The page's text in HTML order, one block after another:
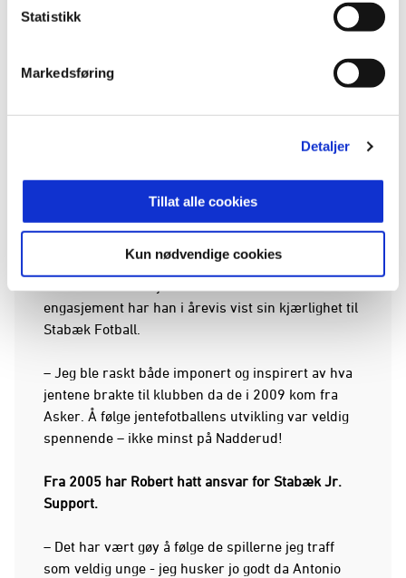
Statistikk
Markedsføring
Detaljer
Tillat alle cookies
Kun nødvendige cookies
fra i sommerferien. Da syklet jeg «bygda» rundt
stort sett bra, he he.
I dag har aldersbestemte lag det som en plikt å
– Det er helt ok for min del! Nå kommer lagleder
og «overleverer» ballhentere til meg før kamp –
snakk om luksus, sier Robert og humrer fornøyd.
Han smiler med hele seg, Robert, når han snakker
engasjement har han i årevis vist sin kjærlighet til
Stabæk Fotball.
– Jeg ble raskt både imponert og inspirert av hva
jentene brakte til klubben da de i 2009 kom fra
Asker. Å følge jentefotballens utvikling var veldig
spennende – ikke minst på Nadderud!
Fra 2005 har Robert hatt ansvar for Stabæk Jr.
Support.
– Det har vært gøy å følge de spillerne jeg traff
som veldig unge - jeg husker jo godt da Antonio